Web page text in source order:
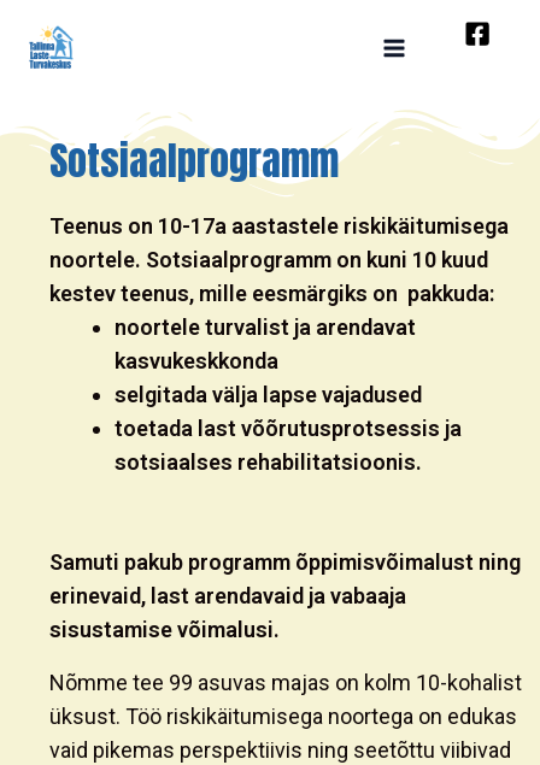
Sotsiaalprogramm
Teenus on 10-17a aastastele riskikäitumisega
noortele. Sotsiaalprogramm on kuni 10 kuud
kestev teenus, mille eesmärgiks on pakkuda:
noortele turvalist ja arendavat
kasvukeskkonda
selgitada välja lapse vajadused
toetada last võõrutusprotsessis ja
sotsiaalses rehabilitatsioonis.
Samuti pakub programm õppimisvõimalust ning
erinevaid, last arendavaid ja vabaaja
sisustamise võimalusi.
Nõmme tee 99 asuvas majas on kolm 10-kohalist
üksust. Töö riskikäitumisega noortega on edukas
vaid pikemas perspektiivis ning seetõttu viibivad